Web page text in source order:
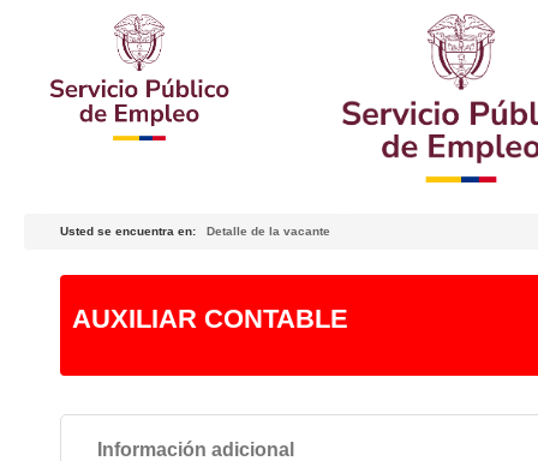
Usted se encuentra en: Detalle de la vacante
AUXILIAR CONTABLE
Información adicional